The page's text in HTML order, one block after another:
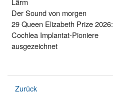
Der Sound von morgen
29 Queen Elizabeth Prize 2026:
Cochlea Implantat-Pioniere
ausgezeichnet
Zurück